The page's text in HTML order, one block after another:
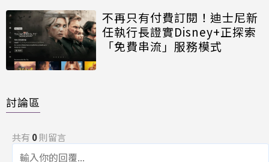
不再只有付費訂閱！迪士尼新
任執行長證實Disney+正探索
「免費串流」服務模式
討論區
共有 0則留言